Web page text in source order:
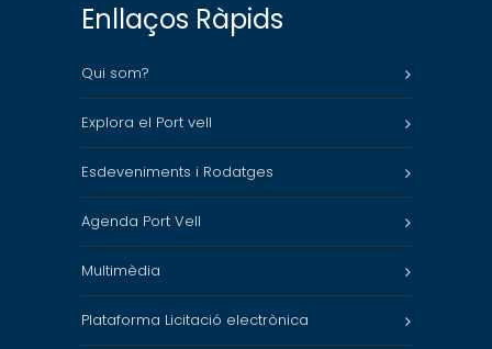
Enllaços Ràpids
Qui som?
Explora el Port vell
Esdeveniments i Rodatges
Agenda Port Vell
Multimèdia
Plataforma Licitació electrònica